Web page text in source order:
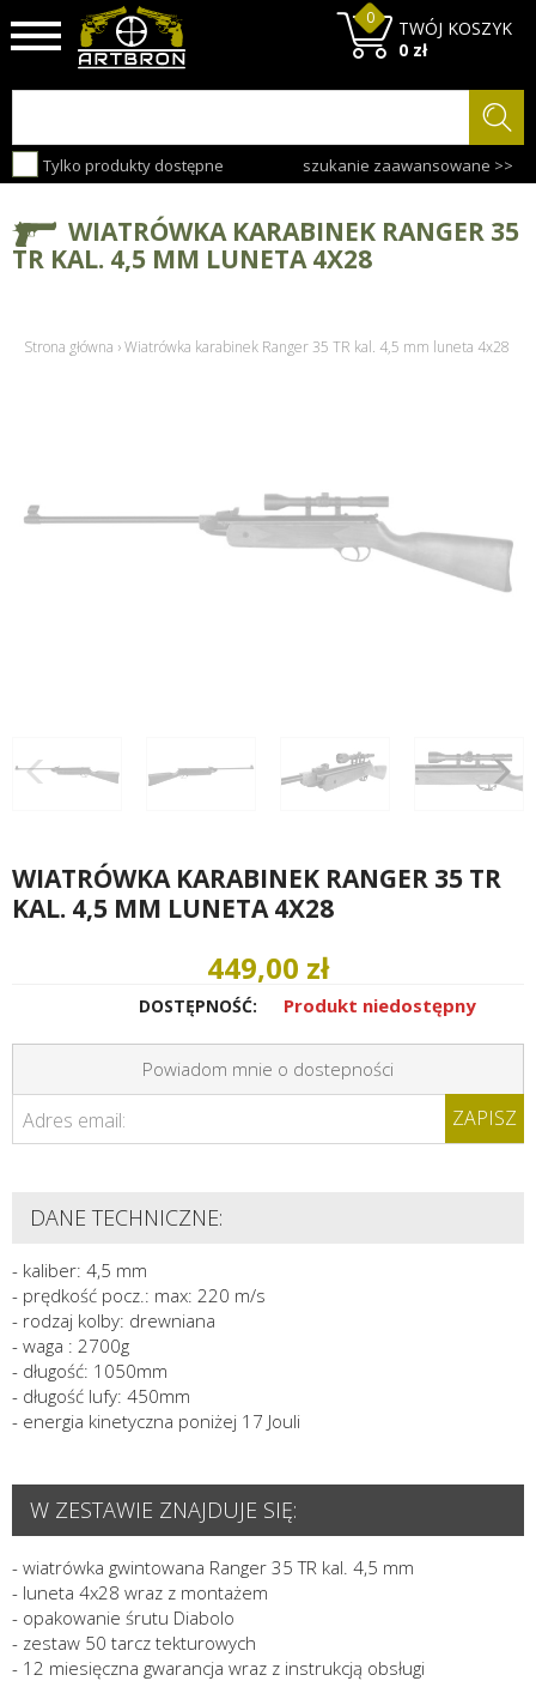
Tylko produkty dostępne szukanie zaawansowane >>
TWÓJ KOSZYK
0
0 zł
WIATRÓWKA KARABINEK RANGER 35
TR KAL. 4,5 MM LUNETA 4X28
Strona główna ›Wiatrówka karabinek Ranger 35 TR kal. 4,5 mm luneta 4x28
WIATRÓWKA KARABINEK RANGER 35 TR
KAL. 4,5 MM LUNETA 4X28
449,00 zł
DOSTĘPNOŚĆ: Produkt niedostępny
Powiadom mnie o dostepności
Adres email: ZAPISZ
DANE TECHNICZNE:
- kaliber: 4,5 mm
- prędkość pocz.: max: 220 m/s
- rodzaj kolby: drewniana
- waga : 2700g
- długość: 1050mm
- długość lufy: 450mm
- energia kinetyczna poniżej 17 Jouli
W ZESTAWIE ZNAJDUJE SIĘ:
- wiatrówka gwintowana Ranger 35 TR kal. 4,5 mm
- luneta 4x28 wraz z montażem
- opakowanie śrutu Diabolo
- zestaw 50 tarcz tekturowych
- 12 miesięczna gwarancja wraz z instrukcją obsługi